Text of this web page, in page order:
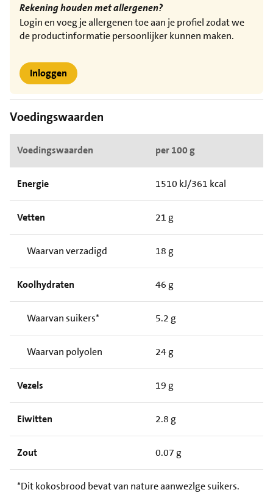
Rekening houden met allergenen?
Login en voeg je allergenen toe aan je profiel zodat we
de productinformatie persoonlijker kunnen maken.
Inloggen
Voedingswaarden
Voedingswaarden per 100 g
Energie 1510 kJ/361 kcal
Vetten 21 g
Waarvan verzadigd 18 g
Koolhydraten 46 g
Waarvan suikers* 5.2 g
Waarvan polyolen 24 g
Vezels 19 g
Eiwitten 2.8 g
Zout 0.07 g
*Dit kokosbrood bevat van nature aanwezlge suikers.